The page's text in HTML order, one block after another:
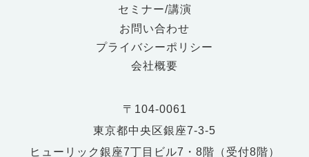
セミナー/講演
お問い合わせ
プライバシーポリシー
会社概要
〒104-0061
東京都中央区銀座7-3-5
ヒューリック銀座7丁目ビル7・8階（受付8階）